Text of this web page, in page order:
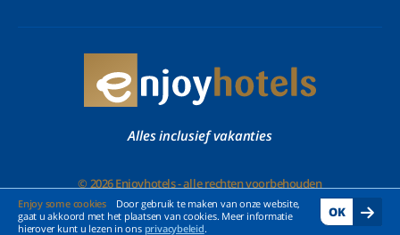
Enjoy some cookies
Door gebruik te maken van onze website,
gaat u akkoord met het plaatsen van cookies. Meer informatie
hierover kunt u lezen in ons privacybeleid.
OK
Alles inclusief vakanties
© 2026 Enjoyhotels - alle rechten voorbehouden